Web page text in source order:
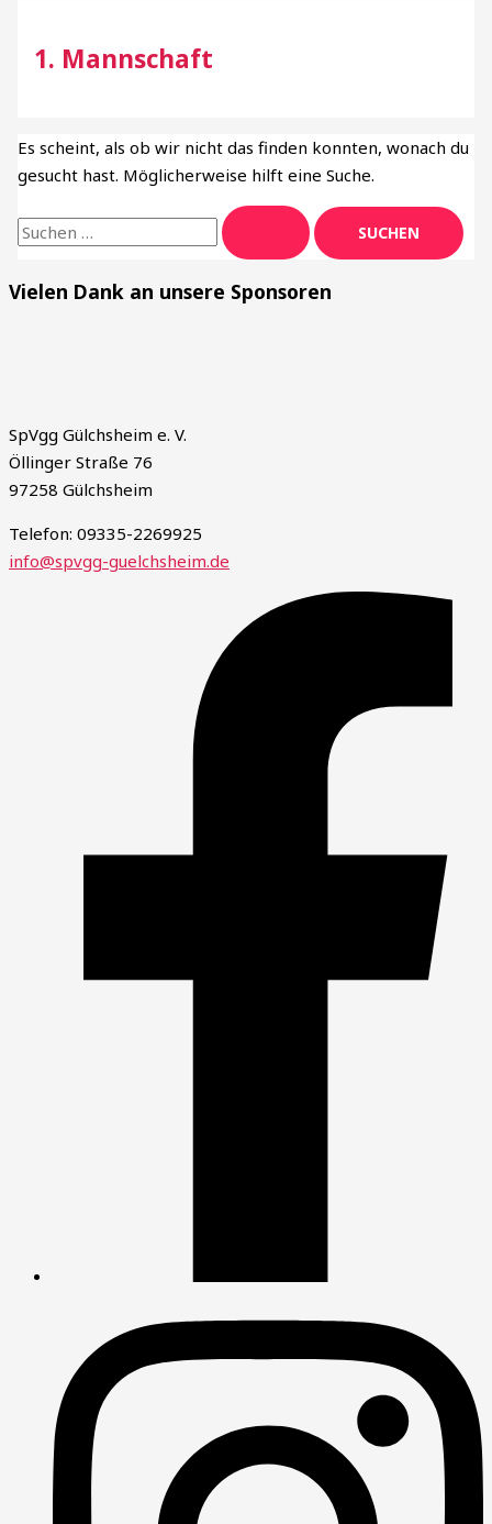
1. Mannschaft
Es scheint, als ob wir nicht das finden konnten, wonach du
gesucht hast. Möglicherweise hilft eine Suche.
Vielen Dank an unsere Sponsoren
SpVgg Gülchsheim e. V.
Öllinger Straße 76
97258 Gülchsheim
Telefon: 09335-2269925
info@spvgg-guelchsheim.de